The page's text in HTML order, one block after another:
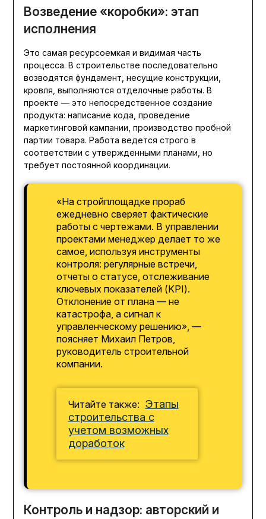
Возведение «коробки»: этап
исполнения
Это самая ресурсоемкая и видимая часть
процесса. В строительстве последовательно
возводятся фундамент, несущие конструкции,
кровля, выполняются отделочные работы. В
проекте — это непосредственное создание
продукта: написание кода, проведение
маркетинговой кампании, производство пробной
партии товара. Работа ведется строго в
соответствии с утвержденными планами, но
требует постоянной координации.
«На стройплощадке прораб
ежедневно сверяет фактические
работы с чертежами. В управлении
проектами менеджер делает то же
самое, используя инструменты
контроля: регулярные встречи,
отчеты о статусе, отслеживание
ключевых показателей (KPI).
Отклонение от плана — не
катастрофа, а сигнал к
управленческому решению», —
поясняет Михаил Петров,
руководитель строительной
компании.
Читайте также: Этапы
строительства с
учетом возможных
доработок
Контроль и надзор: авторский и